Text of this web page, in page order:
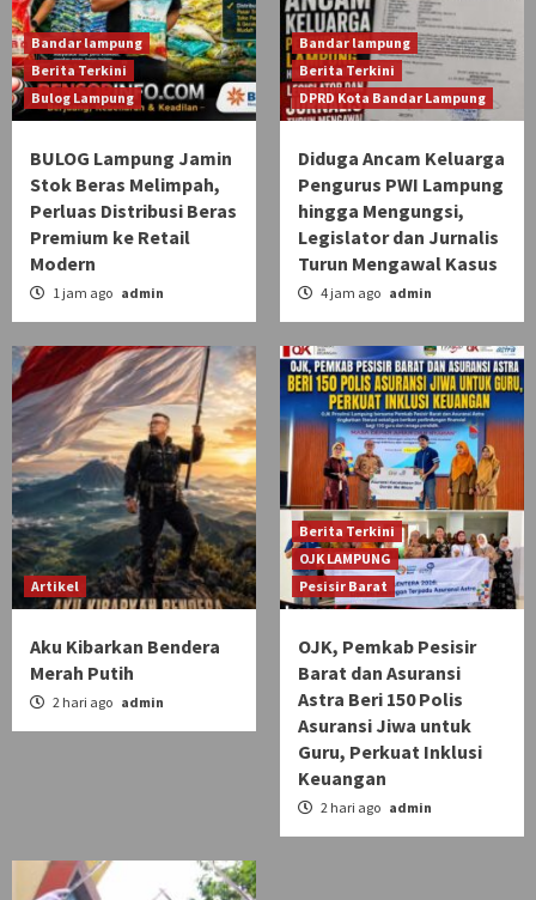
Bandar lampung
Berita Terkini
Bulog Lampung
BULOG Lampung Jamin
Stok Beras Melimpah,
Perluas Distribusi Beras
Premium ke Retail
Modern
1 jam ago admin
Bandar lampung
Berita Terkini
DPRD Kota Bandar Lampung
Diduga Ancam Keluarga
Pengurus PWI Lampung
hingga Mengungsi,
Legislator dan Jurnalis
Turun Mengawal Kasus
4 jam ago admin
Artikel
Aku Kibarkan Bendera
Merah Putih
2 hari ago admin
Berita Terkini
OJK LAMPUNG
Pesisir Barat
OJK, Pemkab Pesisir
Barat dan Asuransi
Astra Beri 150 Polis
Asuransi Jiwa untuk
Guru, Perkuat Inklusi
Keuangan
2 hari ago admin